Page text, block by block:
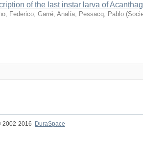
of the last instar larva of
Federico; Garré, Analía; Pessacq, Pablo (
2002-2016
DuraSpace